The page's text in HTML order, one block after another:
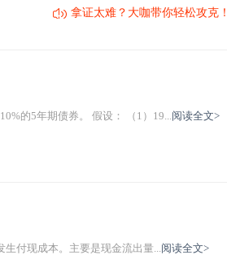
拿证太难？大咖带你轻松攻克！
的5年期债券。 假设： （1）19...阅读全文>
付现成本。主要是现金流出量...阅读全文>